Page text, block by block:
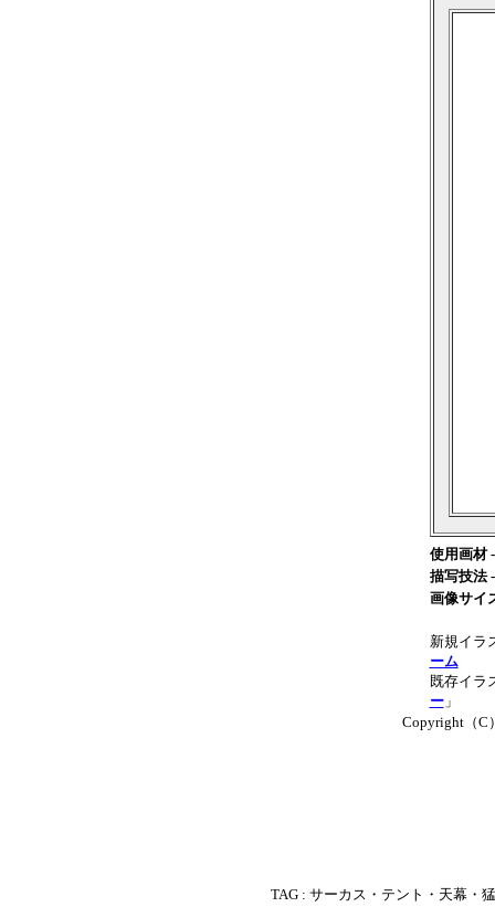
使用画材
描写技法
画像サイ
新規イラ
ーム
既存イラ
ー」
Copyright（C
TAG : サーカス・テント・天幕・